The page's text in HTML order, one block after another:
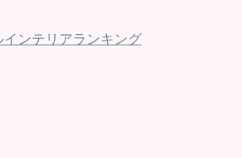
インテリアランキング